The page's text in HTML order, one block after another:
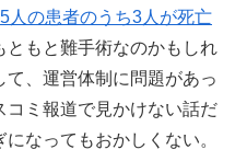
5人の患者のうち3人が死亡
ともと難手術なのかもしれ
、運営体制に問題があっ
コミ報道で見かけない話だ
なってもおかしくない。